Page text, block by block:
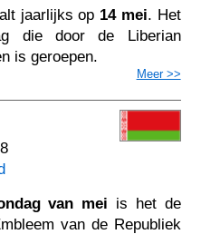
jaarlijks op 14 mei. Het
die door de Liberian
is geroepen.
Meer >>
van mei is het de
van de Republiek